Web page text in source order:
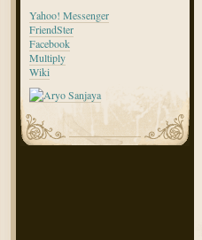
Yahoo! Messenger
FriendSter
Facebook
Multiply
Wiki